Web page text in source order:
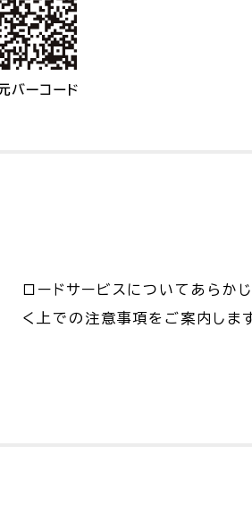
ロードサービスについてあらか
く上での注意事項をご案内します